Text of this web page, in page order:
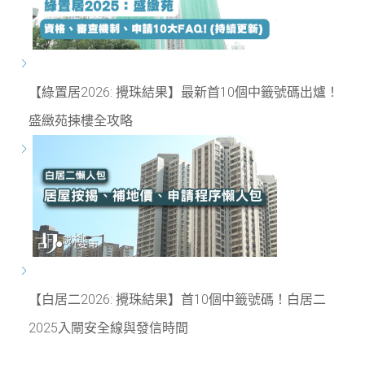
【綠置居2026: 攪珠結果】最新首10個中籤號碼出爐！
盛緻苑揀樓全攻略
【白居二2026: 攪珠結果】首10個中籤號碼！白居二
2025入閘安全線與發信時間